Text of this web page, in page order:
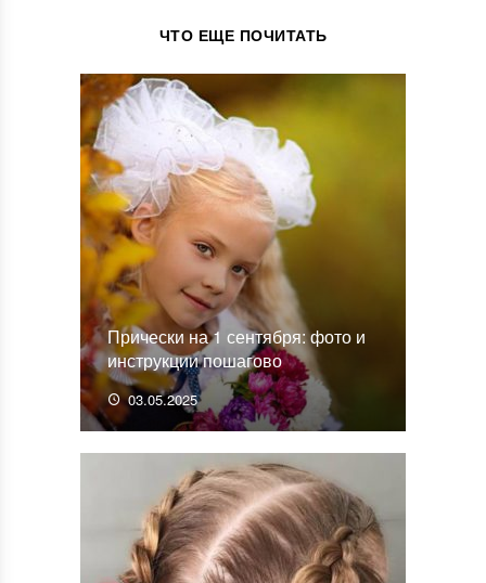
ЧТО ЕЩЕ ПОЧИТАТЬ
Прически на 1 сентября: фото и
инструкции пошагово
03.05.2025